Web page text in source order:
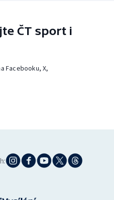
ČT sport i
Facebooku, X,